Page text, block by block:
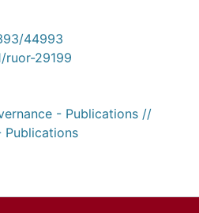
44993
ruor-29199
- Publications //
Publications